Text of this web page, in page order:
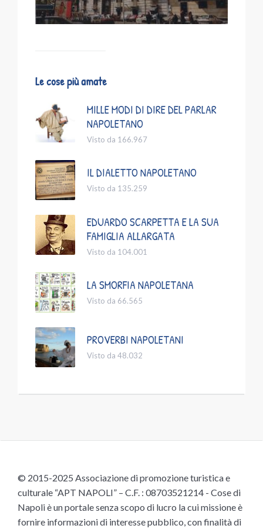
Le cose più amate
MILLE MODI DI DIRE DEL PARLAR
NAPOLETANO
Visto da 166.967
IL DIALETTO NAPOLETANO
Visto da 135.259
EDUARDO SCARPETTA E LA SUA
FAMIGLIA ALLARGATA
Visto da 104.001
LA SMORFIA NAPOLETANA
Visto da 66.565
PROVERBI NAPOLETANI
Visto da 48.032
© 2015-2025 Associazione di promozione turistica e
culturale “APT NAPOLI” – C.F. : 08703521214 - Cose di
Napoli è un portale senza scopo di lucro la cui missione è
fornire informazioni di interesse pubblico, con finalità di